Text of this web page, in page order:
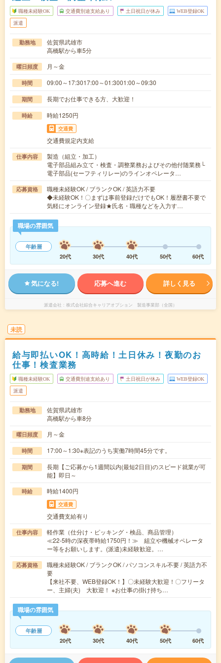
職種未経験OK 交通費別途支給あり 土日祝日が休み WEB登録OK
派遣
勤務地
佐賀県武雄市
高橋駅から車5分
曜日頻度 月～金
時間 09:00～17:3017:00～01:3001:00～09:30
期間 長期でお仕事できる方、大歓迎！
時給 時給1250円
交通費
交通費規定内支給
仕事内容
製造（組立・加工）
電子部品組み立て・検査・調整業務およびその他付随業務└
電子部品(セーフティリレー)のラインオペレータ…
応募資格
職種未経験OK / ブランクOK / 英語力不要
◆未経験OK！〇まずは事前登録だけでもOK！履歴書不要で
気軽にオンライン登録★氏名・職種などを入力す…
職場の雰囲気
年齢層
20代
30代 40代 50代 60代
気になる! 応募へ進む 詳しく見る
派遣会社 株式会社綜合キャリアオプション 製造事業部（全国）
未読
給与即払いOK！高時給！土日休み！夜勤のお
仕事！検査業務
職種未経験OK 交通費別途支給あり 土日祝日が休み WEB登録OK
派遣
勤務地
佐賀県武雄市
高橋駅から車8分
曜日頻度 月～金
時間 17:00～1:30※表記のうち実働7時間45分です。
期間
長期【ご応募から1週間以内(最短2日目)のスピード就業が可
能】即日～
時給 時給1400円
交通費
交通費支給有り
仕事内容
軽作業（仕分け・ピッキング・検品、商品管理）
≪22-5時の深夜帯時給1750円！≫ 組立や機械オペレータ
ー等をお願いします。(派遣)未経験歓迎。…
応募資格
職種未経験OK / ブランクOK / パソコンスキル不要 / 英語力不
要
【来社不要、WEB登録OK！】〇未経験大歓迎！〇フリータ
ー、主婦(夫) 大歓迎！ ※お仕事の掛け持ち…
職場の雰囲気
年齢層
20代
30代 40代 50代 60代